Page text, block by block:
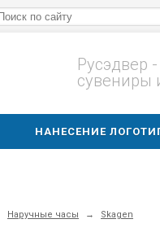
Русэдвер
сувениры
НАНЕСЕНИЕ
Наручные часы → Skagen